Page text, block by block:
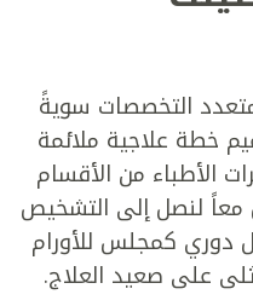
التخصصات سويةً
خطة علاجية ملائمة
الأطباء من الأقسام
معاً لنصل إلى التشخيص
دوري كمجلس للأورام
على صعيد العلاج.